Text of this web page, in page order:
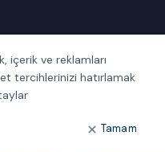
içerik ve reklamları
tercihlerinizi hatırlamak
Tamam